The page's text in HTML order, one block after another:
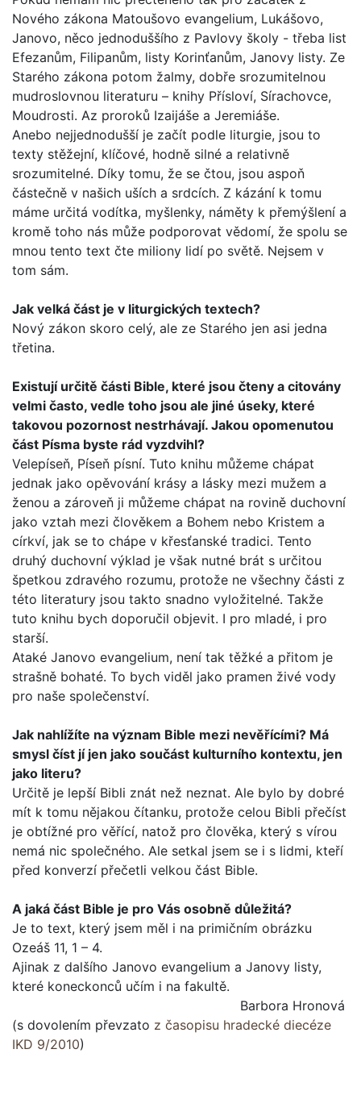
Nového záko­na Matoušovo evangelium, Lukášovo,
Janovo, něco jednoduš­šího z Pavlovy školy - třeba list
Efezanům, Filipanům, listy Korinťanům, Janovy listy. Ze
Starého zákona potom žalmy, dobře srozumitelnou
mudroslovnou literaturu – knihy Přísloví, Sírachovce,
Moudrosti. Az proroků Izaijáše a Jeremiáše.
Anebo nejjednodušší je začít podle liturgie, jsou to
texty stěžejní, klíčové, hodně silné a relativně
srozumitelné. Díky tomu, že se čtou, jsou aspoň
částečně v našich uších a srd­cích. Z kázání k tomu
máme určitá vodítka, myšlenky, náměty k přemýšlení a
kromě toho nás může podporovat vědomí, že spolu se
mnou tento text čte miliony lidí po světě. Nejsem v
tom sám.
Jak velká část je v liturgických textech?
Nový zákon skoro celý, ale ze Starého jen asi jedna
třetina.
Existují určitě části Bible, které jsou čteny a citovány
velmi často, vedle toho jsou ale jiné úseky, které
takovou pozor­nost nestrhávají. Jakou opomenutou
část Písma byste rád vyzdvihl?
Velepíseň, Píseň písní. Tuto knihu můžeme chápat
jednak jako opěvování krásy a lásky mezi mužem a
ženou a zároveň ji můžeme chápat na rovině duchovní
jako vztah mezi člově­kem a Bohem nebo Kristem a
církví, jak se to chápe v křesťan­ské tradici. Tento
druhý duchovní výklad je však nutné brát s určitou
špetkou zdravého rozumu, protože ne všechny části z
této literatury jsou takto snadno vyložitelné. Takže
tuto kni­hu bych doporučil objevit. I pro mladé, i pro
starší.
Ataké Janovo evangelium, není tak těžké a přitom je
strašně bohaté. To bych viděl jako pramen živé vody
pro naše spole­čenství.
Jak nahlížíte na význam Bible mezi nevěřícími? Má
smysl číst jí jen jako součást kulturního kontextu, jen
jako lite­ru?
Určitě je lepší Bibli znát než neznat. Ale bylo by dobré
mít k tomu nějakou čítanku, protože celou Bibli přečíst
je obtížné pro věřící, natož pro člověka, který s vírou
nemá nic společ­ného. Ale setkal jsem se i s lidmi, kteří
před konverzí přečetli velkou část Bible.
A jaká část Bible je pro Vás osobně důležitá?
Je to text, který jsem měl i na primičním obrázku
Ozeáš 11, 1 – 4.
Ajinak z dalšího Janovo evangelium a Janovy listy,
které koneckonců učím i na fakultě.
Barbora Hronová
(s dovolením převzato z časopisu hradecké diecéze
IKD 9/2010)